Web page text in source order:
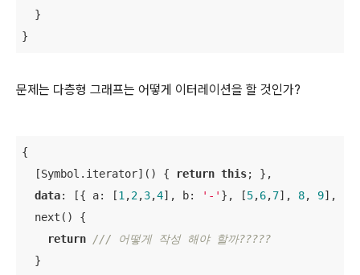
  }
}
문제는 다층형 그래프는 어떻게 이터레이션을 할 것인가?
{
  [Symbol.iterator]() {
return this; },
data: [{ a: [1 ,2,3,4], b: '-' }, [5,6,7], 8, 9],
  next() {
return
/// 어떻게 작성 해야 할까?????
  }